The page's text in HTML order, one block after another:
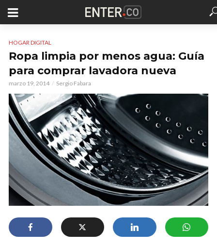
HOGAR DIGITAL
Ropa limpia por menos agua: Guía
para comprar lavadora nueva
marzo 19, 2014 Sergio Fabara